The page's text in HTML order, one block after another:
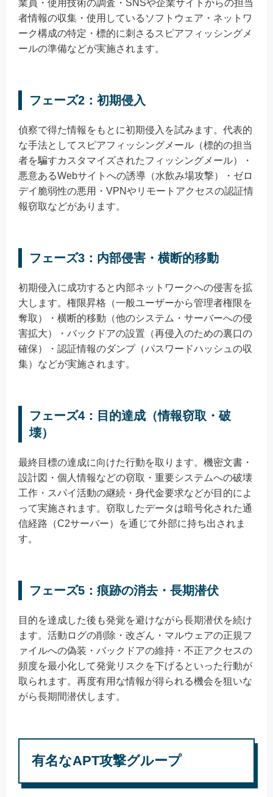
業員・使用技術の調査・SNSや企業サイトからの担当
者情報の収集・使用しているソフトウェア・ネットワ
ーク構成の特定・標的に刺さるスピアフィッシングメ
ールの準備などが実施されます。
フェーズ2：初期侵入
偵察で得た情報をもとに初期侵入を試みます。代表的
な手法としてスピアフィッシングメール（標的の担当
者を騙すカスタマイズされたフィッシングメール）・
悪意あるWebサイトへの誘導（水飲み場攻撃）・ゼロ
デイ脆弱性の悪用・VPNやリモートアクセスの認証情
報窃取などがあります。
フェーズ3：内部侵害・横断的移動
初期侵入に成功すると内部ネットワークへの侵害を拡
大します。権限昇格（一般ユーザーから管理者権限を
奪取）・横断的移動（他のシステム・サーバーへの侵
害拡大）・バックドアの設置（再侵入のための裏口の
確保）・認証情報のダンプ（パスワードハッシュの収
集）などが実施されます。
フェーズ4：目的達成（情報窃取・破
壊）
最終目標の達成に向けた行動を取ります。機密文書・
設計図・個人情報などの窃取・重要システムへの破壊
工作・スパイ活動の継続・身代金要求などが目的によ
って実施されます。窃取したデータは暗号化された通
信経路（C2サーバー）を通じて外部に持ち出されま
す。
フェーズ5：痕跡の消去・長期潜伏
目的を達成した後も発覚を避けながら長期潜伏を続け
ます。活動ログの削除・改ざん・マルウェアの正規フ
ァイルへの偽装・バックドアの維持・不正アクセスの
頻度を最小化して発覚リスクを下げるといった行動が
取られます。再度有用な情報が得られる機会を狙いな
がら長期間潜伏します。
有名なAPT攻撃グループ